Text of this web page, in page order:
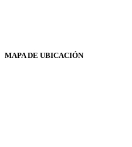
MAPA DE UBICACIÓN